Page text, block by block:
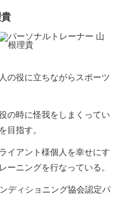
の役に立ちながらスポーツ
の時に怪我をしまくってい
目指す。
イアント様個人を幸せにす
ーニングを行なっている。
ディショニング協会認定パ